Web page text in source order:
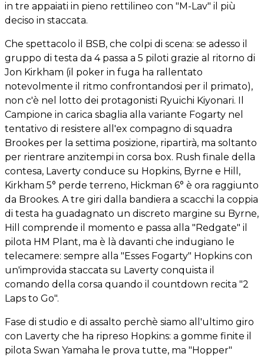
in tre appaiati in pieno rettilineo con "M-Lav" il più
deciso in staccata.
Che spettacolo il BSB, che colpi di scena: se adesso il
gruppo di testa da 4 passa a 5 piloti grazie al ritorno di
Jon Kirkham (il poker in fuga ha rallentato
notevolmente il ritmo confrontandosi per il primato),
non c'è nel lotto dei protagonisti Ryuichi Kiyonari. Il
Campione in carica sbaglia alla variante Fogarty nel
tentativo di resistere all'ex compagno di squadra
Brookes per la settima posizione, ripartirà, ma soltanto
per rientrare anzitempi in corsa box. Rush finale della
contesa, Laverty conduce su Hopkins, Byrne e Hill,
Kirkham 5° perde terreno, Hickman 6° è ora raggiunto
da Brookes. A tre giri dalla bandiera a scacchi la coppia
di testa ha guadagnato un discreto margine su Byrne,
Hill comprende il momento e passa alla "Redgate" il
pilota HM Plant, ma è là davanti che indugiano le
telecamere: sempre alla "Esses Fogarty" Hopkins con
un'improvida staccata su Laverty conquista il
comando della corsa quando il countdown recita "2
Laps to Go".
Fase di studio e di assalto perchè siamo all'ultimo giro
con Laverty che ha ripreso Hopkins: a gomme finite il
pilota Swan Yamaha le prova tutte, ma "Hopper"